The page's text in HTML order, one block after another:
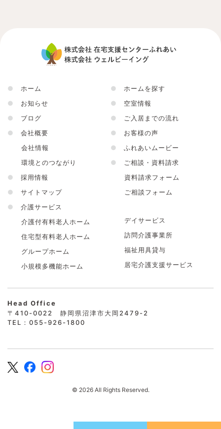
●
ホーム
●
お知らせ
●
ブログ
●
会社概要
会社情報
環境とのつながり
●
採用情報
●
サイトマップ
●
介護サービス
介護付有料老人ホーム
住宅型有料老人ホーム
グループホーム
小規模多機能ホーム
●
ホームを探す
●
空室情報
●
ご入居までの流れ
●
お客様の声
●
ふれあいムービー
●
ご相談・資料請求
資料請求フォーム
ご相談フォーム
デイサービス
訪問介護事業所
福祉用具貸与
居宅介護支援サービス
Head Office
〒410-0022 静岡県沼津市大岡2479-2
TEL：055-926-1800
© 2026 All Rights Reserved.